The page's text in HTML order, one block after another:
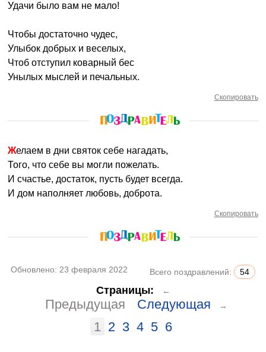
Удачи было вам не мало!
Чтобы достаточно чудес,
Улыбок добрых и веселых,
Чтоб отступил коварный бес
Унылых мыслей и печальных.
Скопировать
Желаем в дни святок себе нагадать,
Того, что себе вы могли пожелать.
И счастье, достаток, пусть будет всегда.
И дом наполняет любовь, доброта.
Скопировать
Обновлено: 23 февраля 2022 Всего поздравлений: 54
Страницы: ←
Предыдущая Следующая →
1 2 3 4 5 6